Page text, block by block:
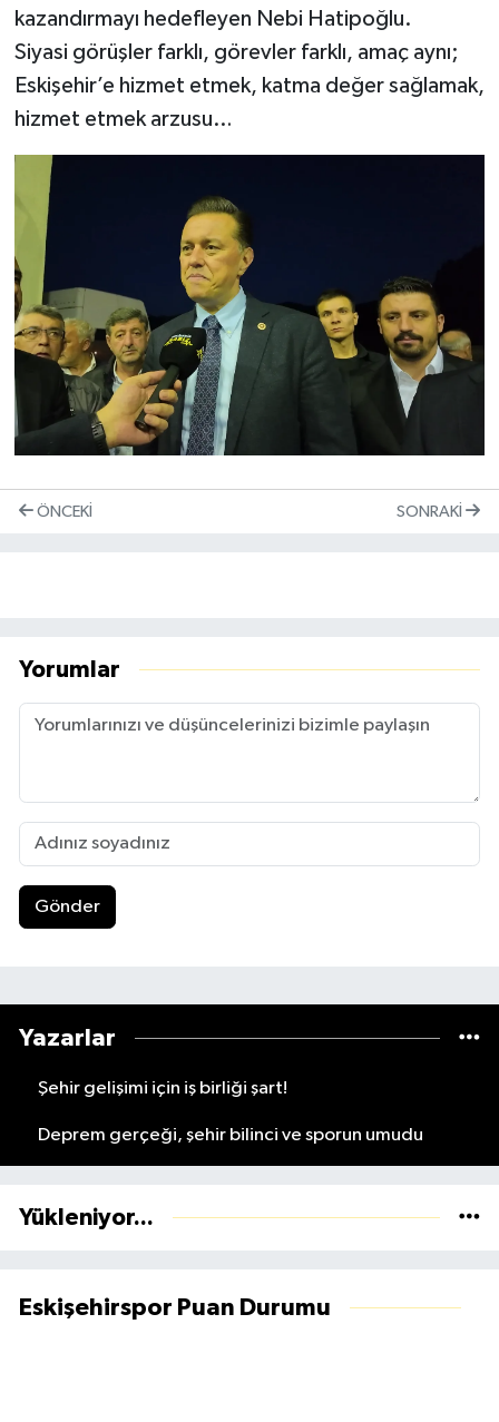
kazandırmayı hedefleyen Nebi Hatipoğlu.
Siyasi görüşler farklı, görevler farklı, amaç aynı;
Eskişehir’e hizmet etmek, katma değer sağlamak,
hizmet etmek arzusu…
ÖNCEKI SONRAKI
Yorumlar
Gönder
Yazarlar
Şehir gelişimi için iş birliği şart!
Deprem gerçeği, şehir bilinci ve sporun umudu
Yükleniyor...
Eskişehirspor Puan Durumu